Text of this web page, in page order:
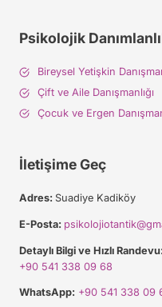
Psikolojik
Bireysel Yetişkin
Çift ve Aile Danışmanlığı
Çocuk ve Ergen
İletişime Geç
Adres: Suadiye Kadiköy
E-Posta:
Detaylı Bilgi ve Hızlı Randevu:
+90 541 338 09 68
WhatsApp: +90 541 338 09